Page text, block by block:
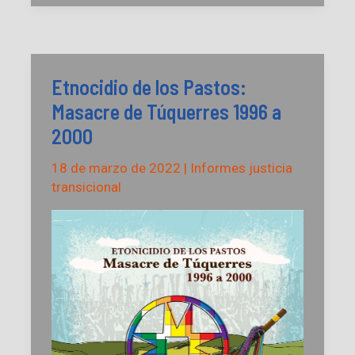
y
conflicto
armado
interno
Colombia
Etnocidio de los Pastos:
Masacre de Túquerres 1996 a
2000
18 de marzo de 2022 | Informes justicia
transicional